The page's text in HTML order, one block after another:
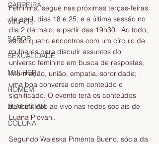
CARREIRA
VINHOS
SABOR
SEXUALIDADE
MULHER
HOMEM
BEM ESTAR
COLUNA
Feminina, segue nas próximas terças-feiras
de abril, dias 18 e 25, e a última sessão no
dia 2 de maio, a partir das 19h30.  Ao todo,
serão quatro encontros com um círculo de
mulheres para discutir assuntos do
universo feminino em busca de respostas,
informação, união, empatia, sororidade;
uma boa conversa com conteúdo e
significado. O evento terá os conteúdos
transmitidos ao vivo nas redes sociais de
Luana Piovani.
Segundo Waleska Pimenta Bueno, sócia da